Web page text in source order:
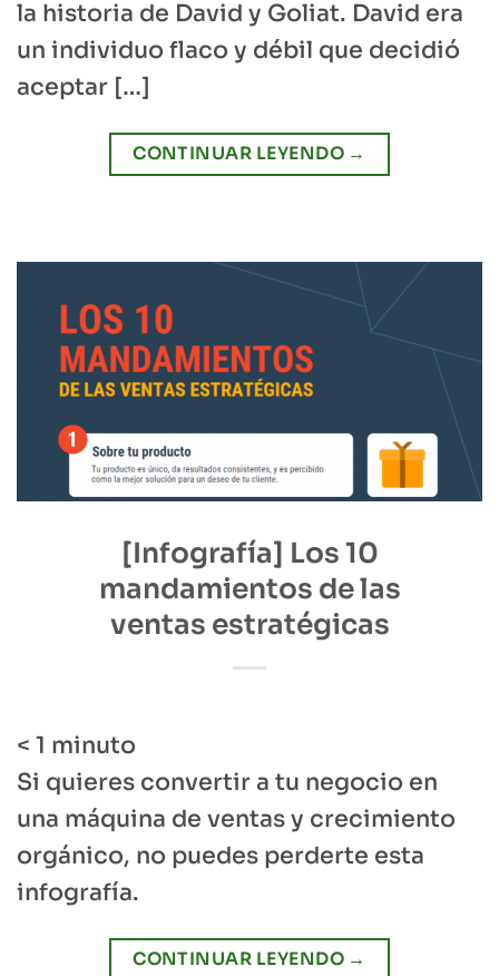
la historia de David y Goliat. David era
un individuo flaco y débil que decidió
aceptar […]
CONTINUAR LEYENDO →
[Infografía] Los 10
mandamientos de las
ventas estratégicas
< 1 minuto
Si quieres convertir a tu negocio en
una máquina de ventas y crecimiento
orgánico, no puedes perderte esta
infografía.
CONTINUAR LEYENDO →